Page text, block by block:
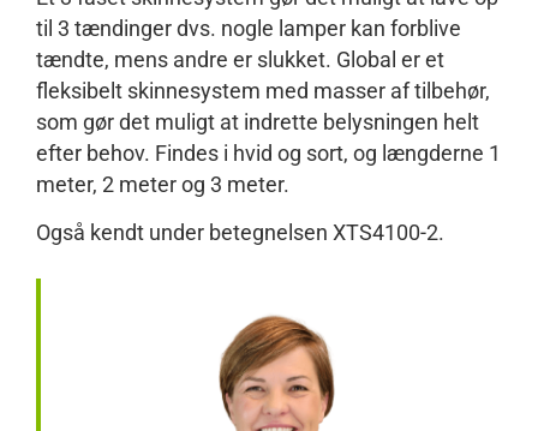
til 3 tændinger dvs. nogle lamper kan forblive
tændte, mens andre er slukket. Global er et
fleksibelt skinnesystem med masser af tilbehør,
som gør det muligt at indrette belysningen helt
efter behov. Findes i hvid og sort, og længderne 1
meter, 2 meter og 3 meter.
Også kendt under betegnelsen XTS4100-2.